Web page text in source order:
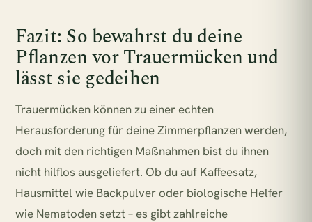
Fazit: So bewahrst du deine
Pflanzen vor Trauermücken und
lässt sie gedeihen
Trauermücken können zu einer echten
Herausforderung für deine Zimmerpflanzen werden,
doch mit den richtigen Maßnahmen bist du ihnen
nicht hilflos ausgeliefert. Ob du auf Kaffeesatz,
Hausmittel wie Backpulver oder biologische Helfer
wie Nematoden setzt – es gibt zahlreiche